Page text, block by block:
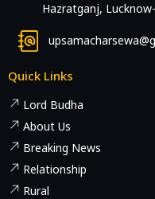
Hazratganj,
Quick Links
Lord Budha
About Us
Breaking News
Relationship
Rural